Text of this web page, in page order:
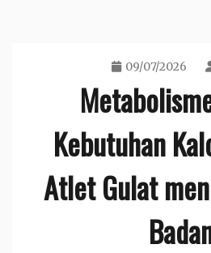
09/07/2026
Kebutuhan
Atlet Gulat